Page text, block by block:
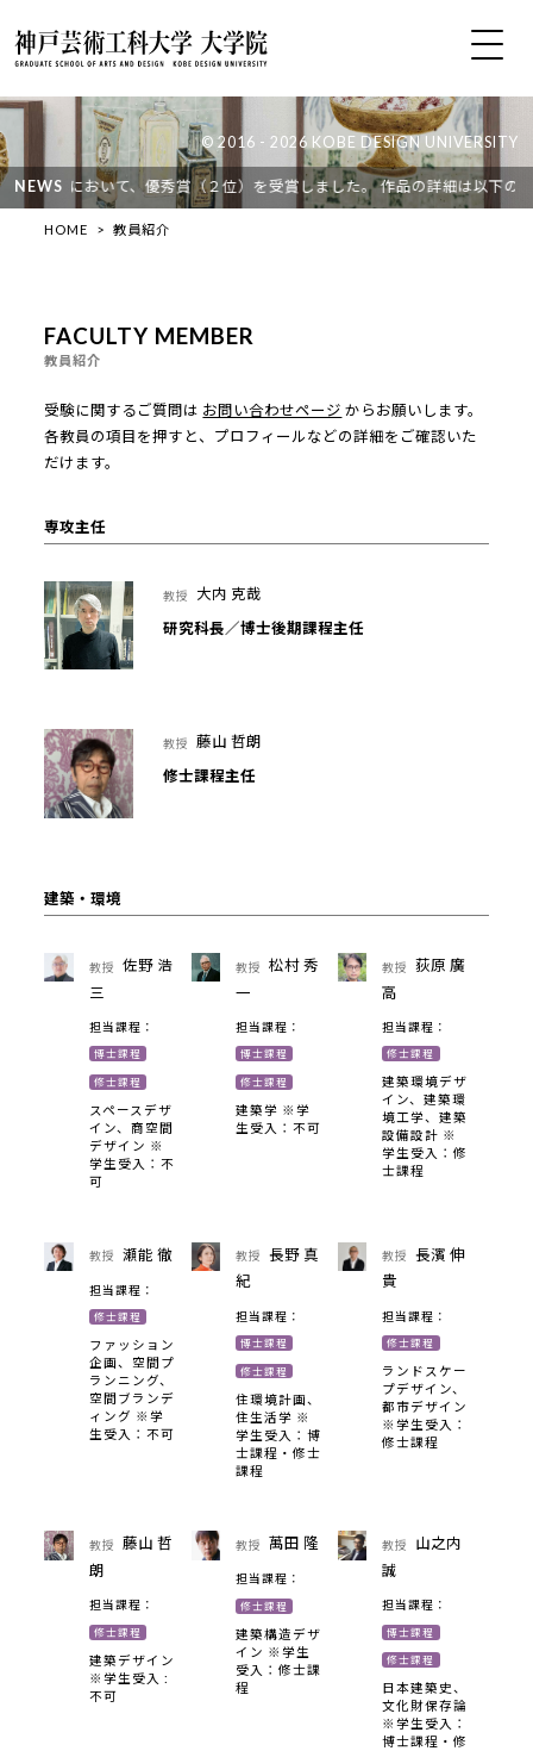
NEWS
いて、優秀賞（２位）を受賞しました。 作品の詳細は以下のリンクから
© 2016 - 2026 KOBE DESIGN UNIVERSITY
HOME 教員紹介
FACULTY MEMBER
教員紹介
受験に関するご質問は お問い合わせページ からお願いします。
各教員の項目を押すと、プロフィールなどの詳細をご確認いた
だけます。
専攻主任
教授
大内 克哉
研究科長／博士後期課程主任
教授
藤山 哲朗
修士課程主任
建築・環境
教授
佐野 浩
三
担当課程：
博士課程
修士課程
スペースデザ
イン、商空間
デザイン ※
学生受入：不
可
教授
松村 秀
一
担当課程：
博士課程
修士課程
建築学 ※学
生受入：不可
教授
荻原 廣
高
担当課程：
修士課程
建築環境デザ
イン、建築環
境工学、建築
設備設計 ※
学生受入：修
士課程
教授 瀬能 徹
担当課程：
修士課程
ファッション
企画、空間プ
ランニング、
空間ブランデ
ィング ※学
生受入：不可
教授
長野 真
紀
担当課程：
博士課程
修士課程
住環境計画、
住生活学 ※
学生受入：博
士課程・修士
課程
教授
長濱 伸
貴
担当課程：
修士課程
ランドスケー
プデザイン、
都市デザイン
※学生受入：
修士課程
教授
藤山 哲
朗
担当課程：
修士課程
建築デザイン
※学生受入 :
不可
教授 萬田 隆
担当課程：
修士課程
建築構造デザ
イン ※学生
受入：修士課
程
教授
山之内
誠
担当課程：
博士課程
修士課程
日本建築史、
文化財保存論
※学生受入：
博士課程・修